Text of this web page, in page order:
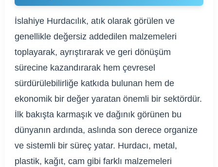
İslahiye Hurdacılık, atık olarak görülen ve
genellikle değersiz addedilen malzemeleri
toplayarak, ayrıştırarak ve geri dönüşüm
sürecine kazandırarak hem çevresel
sürdürülebilirliğe katkıda bulunan hem de
ekonomik bir değer yaratan önemli bir sektördür.
İlk bakışta karmaşık ve dağınık görünen bu
dünyanın ardında, aslında son derece organize
ve sistemli bir süreç yatar. Hurdacı, metal,
plastik, kağıt, cam gibi farklı malzemeleri